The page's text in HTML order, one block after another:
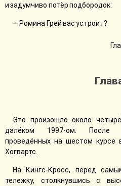
и задумчиво потёр подбородок:
— Ромина Грей вас устроит?
Это произошло около
далёком 1997-ом. После
проведённых на шестом курсе
Хогвартс.
На Кингс-Кросс, перед
тележку, столкнувшись с